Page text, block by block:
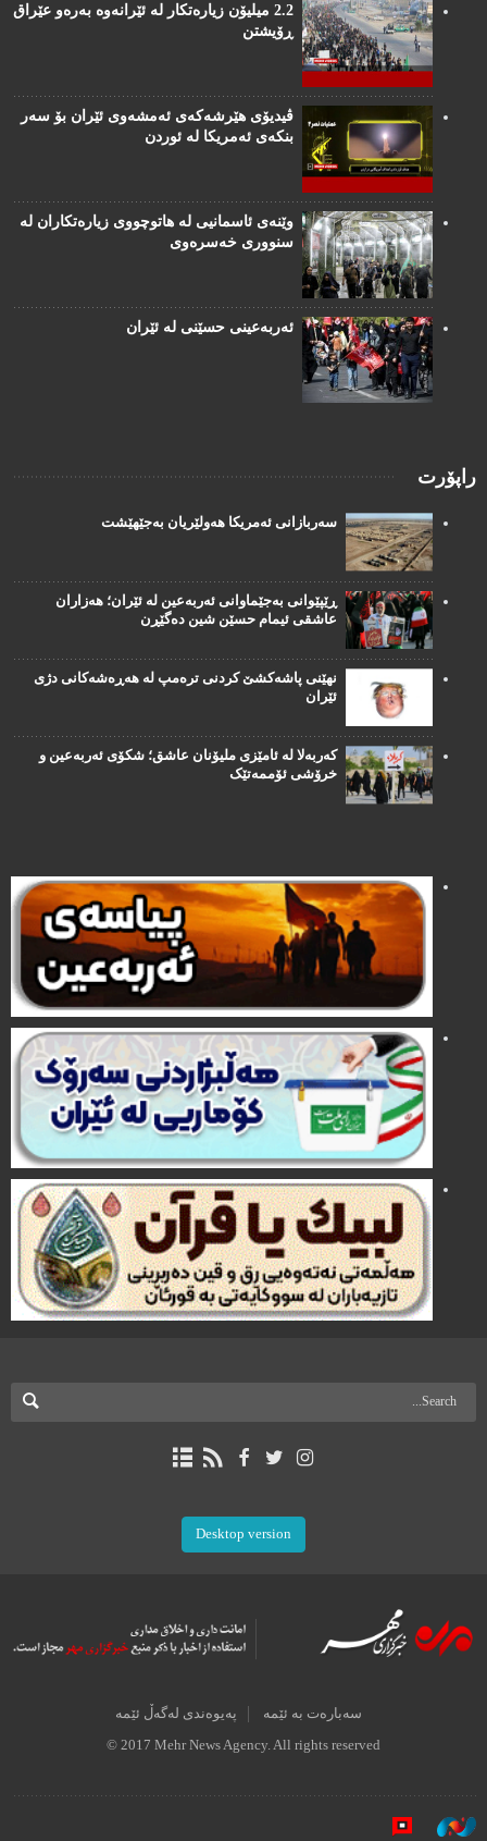
2.2 میلیۆن زیارەتکار لە ئێرانەوە بەرەو عێراق
ڕۆیشتن
ڤیدیۆی هێرشەکەی ئەمشەوی ئێران بۆ سەر
بنکەی ئەمریکا لە ئوردن
وێنەی ئاسمانیی لە هاتوچووی زیارەتکاران لە
سنووری خەسرەوی
ئەربەعینی حسێنی لە ئێران
راپۆرت
سەربازانی ئەمریکا هەولێریان بەجێهێشت
ڕێپێوانی بەجێماوانی ئەربەعین لە ئێران؛ هەزاران
عاشقی ئیمام حسێن شین دەگێڕن
نهێنی پاشەکشێ کردنی ترەمپ لە هەڕەشەکانی دژی
ئێران
کەربەلا لە ئامێزی ملیۆنان عاشق؛ شکۆی ئەربەعین و
خرۆشی ئۆممەتێک
Desktop version
سەبارەت بە ئێمە پەیوەندی لەگەڵ ئێمە
© 2017 Mehr News Agency. All rights reserved